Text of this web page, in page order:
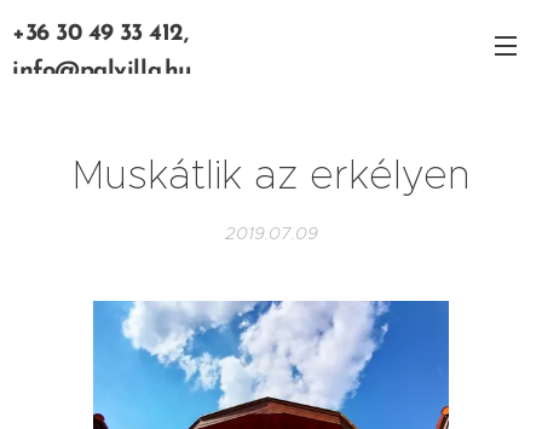
+36 30 49 33 412,
info@palvilla.hu
Muskátlik az erkélyen
2019.07.09